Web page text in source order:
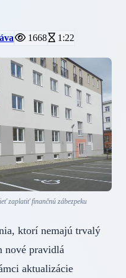
1668 1:22
zaplatiť finančnú zábezpeku
ktorí nemajú trvalý
nové pravidlá
aktualizácie